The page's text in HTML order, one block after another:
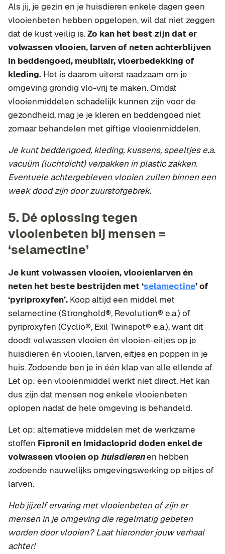
Als jij, je gezin en je huisdieren enkele dagen geen
vlooienbeten hebben opgelopen, wil dat niet zeggen
dat de kust veilig is.Zo kan het best zijn dat er
volwassen vlooien, larven of neten achterblijven
in beddengoed, meubilair, vloerbedekking of
kleding. Het is daarom uiterst raadzaam om je
omgeving grondig vlo-vrij te maken. Omdat
vlooienmiddelen schadelijk kunnen zijn voor de
gezondheid, mag je je kleren en beddengoed niet
zomaar behandelen met giftige vlooienmiddelen.
Je kunt beddengoed, kleding, kussens, speeltjes e.a.
vacuüm (luchtdicht) verpakken in plastic zakken.
Eventuele achtergebleven vlooien zullen binnen een
week dood zijn door zuurstofgebrek.
5. Dé oplossing tegen
vlooienbeten bij mensen =
‘selamectine’
Je kunt volwassen vlooien, vlooienlarven én
neten het beste bestrijden met ‘selamectine’ of
‘pyriproxyfen’. Koop altijd een middel met
selamectine (Stronghold®, Revolution® e.a.) of
pyriproxyfen (Cyclio®, Exil Twinspot® e.a.), want dit
doodt volwassen vlooien én vlooien-eitjes op je
huisdieren én vlooien, larven, eitjes en poppen in je
huis. Zodoende ben je in één klap van alle ellende af.
Let op: een vlooienmiddel werkt niet direct. Het kan
dus zijn dat mensen nog enkele vlooienbeten
oplopen nadat de hele omgeving is behandeld.
Let op: alternatieve middelen met de werkzame
stoffen Fipronil en Imidacloprid doden enkel de
volwassen vlooien op huisdierenen hebben
zodoende nauwelijks omgevingswerking op eitjes of
larven.
Heb jijzelf ervaring met vlooienbeten of zijn er
mensen in je omgeving die regelmatig gebeten
worden door vlooien? Laat hieronder jouw verhaal
achter!